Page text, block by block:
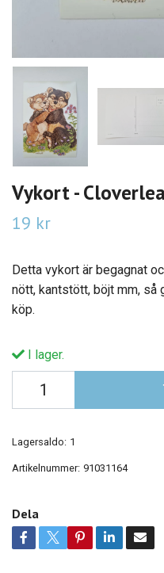
Vykort -
19 kr
Detta vykort är begagnat
nött, kantstött, böjt mm, så
köp.
I lager.
Lagersaldo: 1
Artikelnummer: 91031164
Dela